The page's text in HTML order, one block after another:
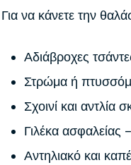
Για να κάνετε την
Αδιάβροχες
Στρώμα ή
Σχοινί και
Γιλέκα ασφαλείας
Αντηλιακό και